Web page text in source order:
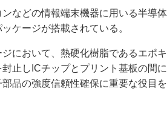
などの情報端末機器に用いる半導体
ケージが搭載されている。
において、熱硬化樹脂であるエポキ
止しICチップとプリント基板の間に
品の強度信頼性確保に重要な役目を